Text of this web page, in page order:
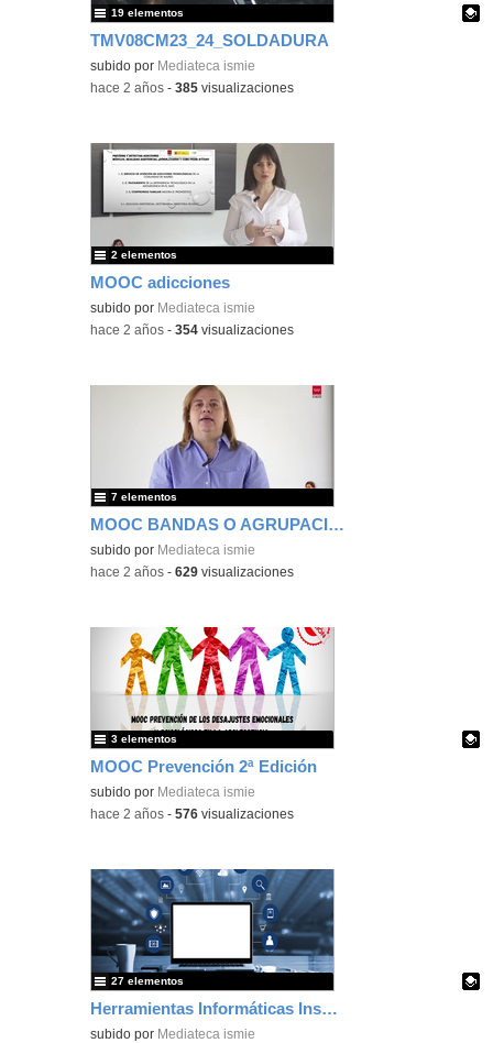
TMV08CM23_24_SOLDADURA
Contenido educativo.
subido por Mediateca ismie
19 elementos
-hace 2 años -385 visualizaciones
MOOC adicciones
subido por Mediateca ismie
2 elementos
-hace 2 años -354 visualizaciones
MOOC BANDAS O AGRUPACIONES JUVENILES
subido por Mediateca ismie
7 elementos
-hace 2 años -629 visualizaciones
MOOC Prevención 2ª Edición
Contenido educativo.
subido por Mediateca ismie
3 elementos
-hace 2 años -576 visualizaciones
Herramientas Informáticas Inspección
Contenido educativo.
subido por Mediateca ismie
27 elementos